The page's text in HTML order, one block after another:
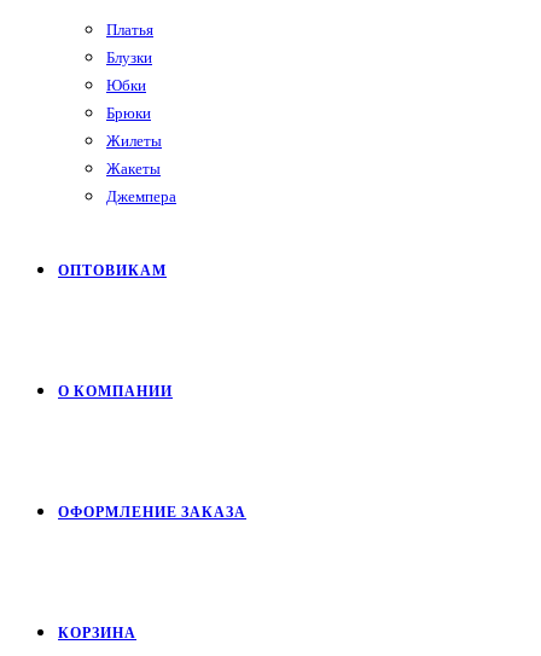
Платья
Блузки
Юбки
Брюки
Жилеты
Жакеты
Джемпера
ОПТОВИКАМ
О КОМПАНИИ
ОФОРМЛЕНИЕ ЗАКАЗА
КОРЗИНА